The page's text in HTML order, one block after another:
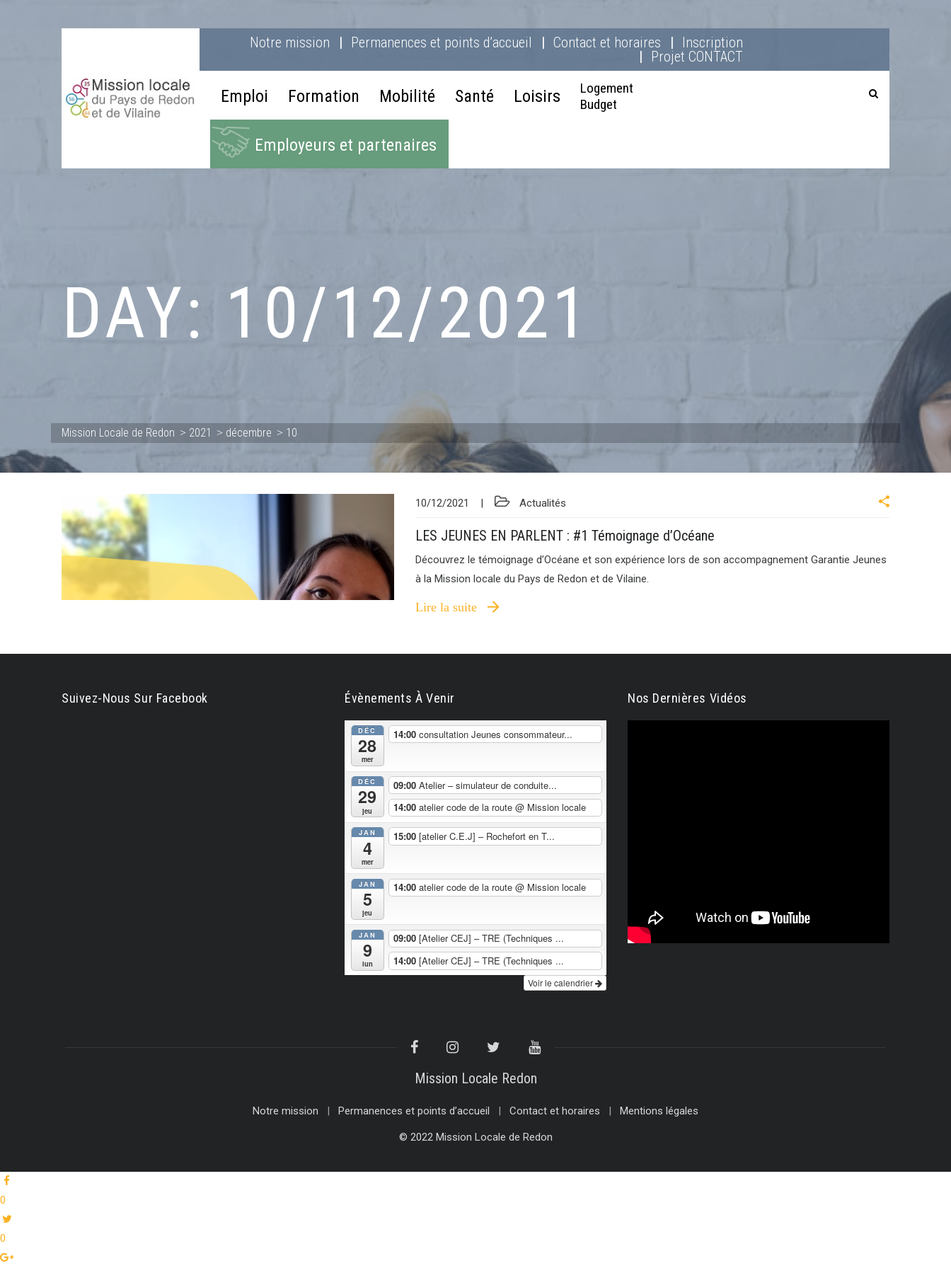
Notre mission Permanences et points d’accueil Contact et horaires
Inscription
Projet CONTACT
Emploi Formation Mobilité Santé Loisirs
Logement
Budget
Employeurs et partenaires
DAY: 10/12/2021
Mission Locale de Redon > 2021 > décembre > 10
10/12/2021 Actualités
LES JEUNES EN PARLENT : #1 Témoignage d’Océane
Découvrez le témoignage d’Océane et son expérience lors de son accompagnement Garantie Jeunes
à la Mission locale du Pays de Redon et de Vilaine.
Lire la suite
Suivez-Nous Sur Facebook Évènements À Venir
DÉC
28
mer
14:00 consultation Jeunes consommateur...
DÉC
29
jeu
09:00 Atelier – simulateur de conduite...
14:00 atelier code de la route @ Mission locale
JAN
4
mer
15:00 [atelier C.E.J] – Rochefort en T...
JAN
5
jeu
14:00 atelier code de la route @ Mission locale
JAN
9
lun
09:00 [Atelier CEJ] – TRE (Techniques ...
14:00 [Atelier CEJ] – TRE (Techniques ...
Voir le calendrier
Nos Dernières Vidéos
Mission Locale Redon
Notre mission Permanences et points d’accueil Contact et horaires Mentions légales
© 2022 Mission Locale de Redon
0
0